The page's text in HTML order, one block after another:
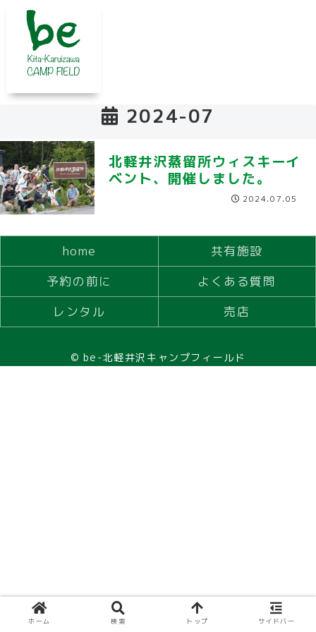
2024-07
北軽井沢蒸留所ウィスキーイ
ベント、開催しました。
2024.07.05
home
共有施設
予約の前に
よくある質問
レンタル
売店
© be-北軽井沢キャンプフィールド
ホーム 検索 トップ サイドバー